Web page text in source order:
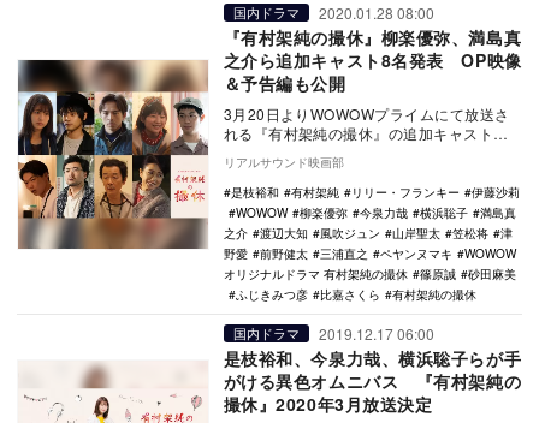
国内ドラマ 2020.01.28 08:00
『有村架純の撮休』柳楽優弥、満島真
之介ら追加キャスト8名発表 OP映像
＆予告編も公開
3月20日よりWOWOWプライムにて放送さ
れる『有村架純の撮休』の追加キャストが
発表され、あわせてオープニング映像と予
告編が公開…
リアルサウンド映画部
是枝裕和
有村架純 リリー・フランキー
伊藤沙莉
WOWOW
柳楽優弥 今泉力哉 横浜聡子
満島真
之介
渡辺大知 風吹ジュン 山岸聖太 笠松将
津
野愛
前野健太 三浦直之 ペヤンヌマキ
WOWOW
オリジナルドラマ 有村架純の撮休
篠原誠
砂田麻美
ふじきみつ彦
比嘉さくら 有村架純の撮休
国内ドラマ 2019.12.17 06:00
是枝裕和、今泉力哉、横浜聡子らが手
がける異色オムニバス 『有村架純の
撮休』2020年3月放送決定